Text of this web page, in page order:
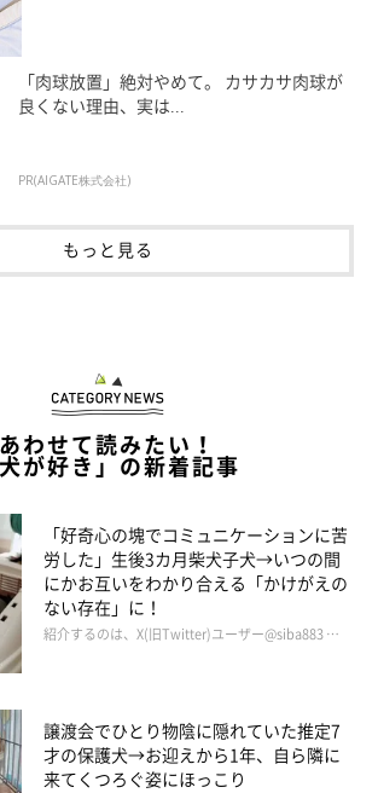
「肉球放置」絶対やめて。 カサカサ肉球が
良くない理由、実は...
PR(AIGATE株式会社)
もっと見る
あわせて読みたい！
犬が好き」の新着記事
「好奇心の塊でコミュニケーションに苦
労した」生後3カ月柴犬子犬→いつの間
にかお互いをわかり合える「かけがえの
ない存在」に！
紹介するのは、X(旧Twitter)ユーザー@siba883 …
譲渡会でひとり物陰に隠れていた推定7
才の保護犬→お迎えから1年、自ら隣に
来てくつろぐ姿にほっこり